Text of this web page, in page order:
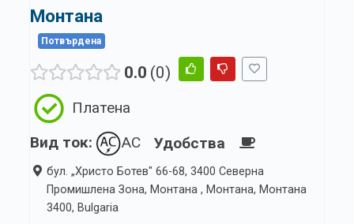
Монтана
Потвърдена
0.0 0
Платена
Вид ток:
AC Удобства
бул. „Христо Ботев" 66-68, 3400 Северна
Промишлена Зона, Монтана , Монтана, Монтана
3400, Bulgaria